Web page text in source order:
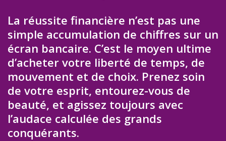
La réussite financière n’est pas une
simple accumulation de chiffres sur un
écran bancaire. C’est le moyen ultime
d’acheter votre liberté de temps, de
mouvement et de choix. Prenez soin
de votre esprit, entourez-vous de
beauté, et agissez toujours avec
l’audace calculée des grands
conquérants.